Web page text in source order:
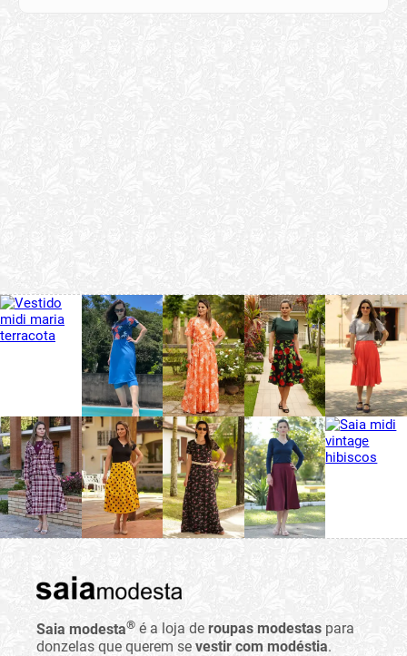
Saia modesta® é a loja de roupas modestas para
donzelas que querem se vestir com modéstia.